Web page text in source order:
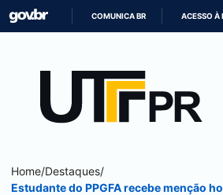
CONTEÚDO
COMUNICA BR ACESSO À
Home/Destaques/
Estudante do PPGFA recebe menção